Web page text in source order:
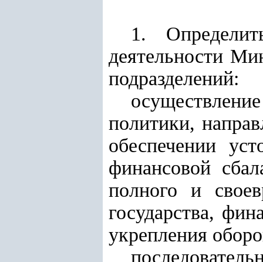
1.
деятельности
подразделений:
политики,
обеспечении
финансовой
полного и
государства,
укрепления